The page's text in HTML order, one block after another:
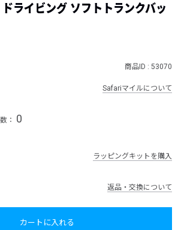
ライビング ソフトトランクバッ
商品ID : 53070
Safariマイルについて
： 0
ラッピングキットを購入
返品・交換について
カートに入れる